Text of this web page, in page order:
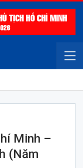
Minh –
(Năm